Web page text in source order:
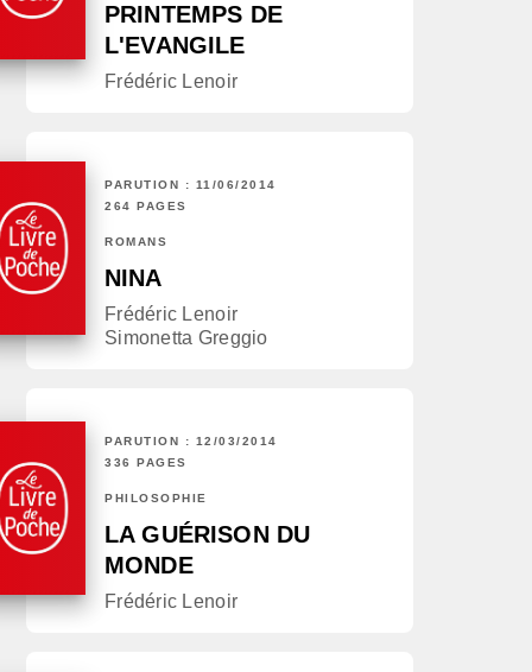
PRINTEMPS DE
L'EVANGILE
Frédéric Lenoir
PARUTION : 11/06/2014
264 PAGES
ROMANS
NINA
Frédéric Lenoir
Simonetta Greggio
PARUTION : 12/03/2014
336 PAGES
PHILOSOPHIE
LA GUÉRISON DU
MONDE
Frédéric Lenoir